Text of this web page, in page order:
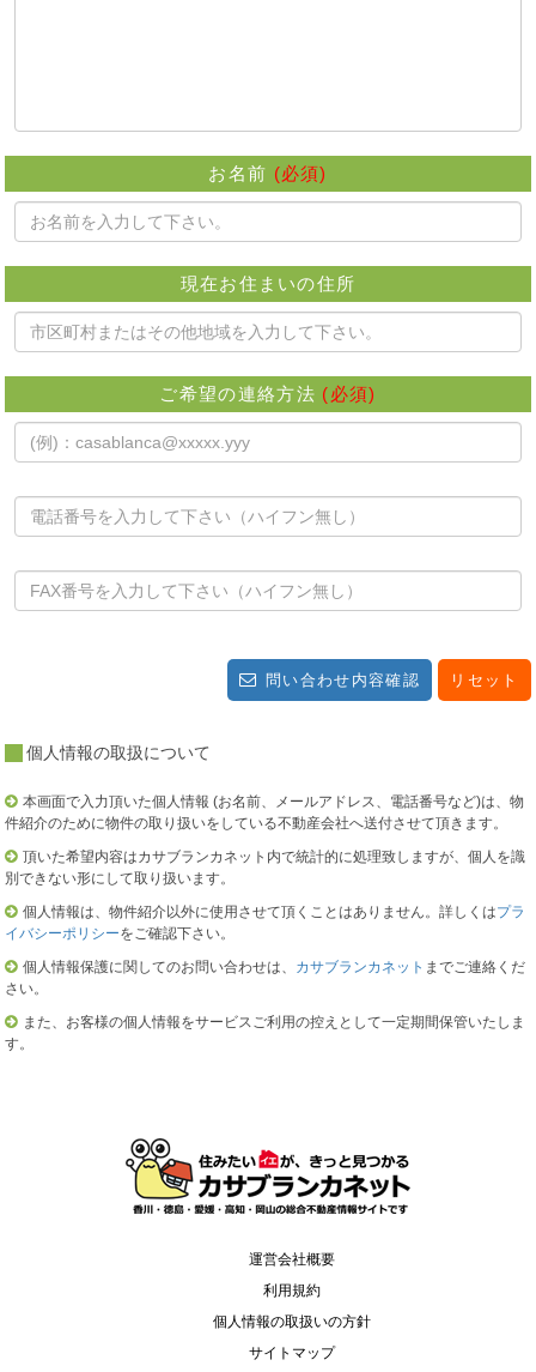
お名前 (必須)
現在お住まいの住所
ご希望の連絡方法 (必須)
問い合わせ内容確認 リセット
個人情報の取扱について
本画面で入力頂いた個人情報 (お名前、メールアドレス、電話番号など)は、物
件紹介のために物件の取り扱いをしている不動産会社へ送付させて頂きます。
頂いた希望内容はカサブランカネット内で統計的に処理致しますが、個人を識
別できない形にして取り扱います。
個人情報は、物件紹介以外に使用させて頂くことはありません。詳しくはプラ
イバシーポリシーをご確認下さい。
個人情報保護に関してのお問い合わせは、 カサブランカネット までご連絡くだ
さい。
また、お客様の個人情報をサービスご利用の控えとして一定期間保管いたしま
す。
運営会社概要
利用規約
個人情報の取扱いの方針
サイトマップ